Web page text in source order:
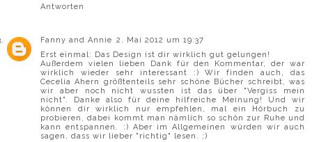
Antworten
Fanny and Annie 2. Mai 2012 um 19:37
Erst einmal: Das Design ist dir wirklich gut gelungen!
Außerdem vielen lieben Dank für den Kommentar, der war
wirklich wieder sehr interessant :) Wir finden auch, das
Cecelia Ahern größtenteils sehr schöne Bücher schreibt, was
wir aber noch nicht wussten ist das über "Vergiss mein
nicht". Danke also für deine hilfreiche Meinung! Und wir
können dir wirklich nur empfehlen, mal ein Hörbuch zu
probieren, dabei kommt man nämlich so schön zur Ruhe und
kann entspannen. :) Aber im Allgemeinen würden wir auch
sagen, dass wir lieber "richtig" lesen. ;)